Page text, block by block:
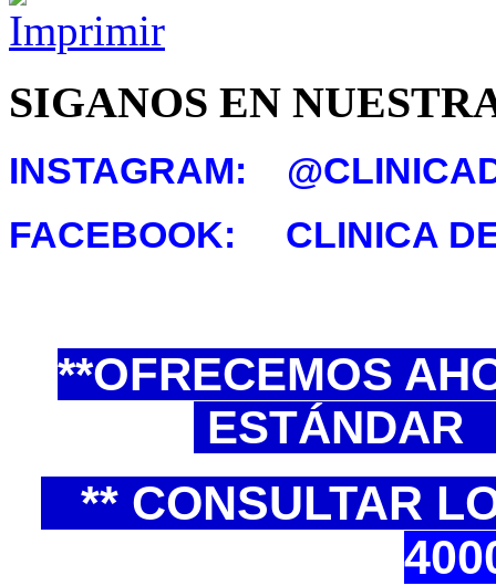
SIGANOS EN
INSTAGRAM:
FACEBOOK: CLINICA
**OFRECEMOS
ESTÁNDAR
** CONSULTAR